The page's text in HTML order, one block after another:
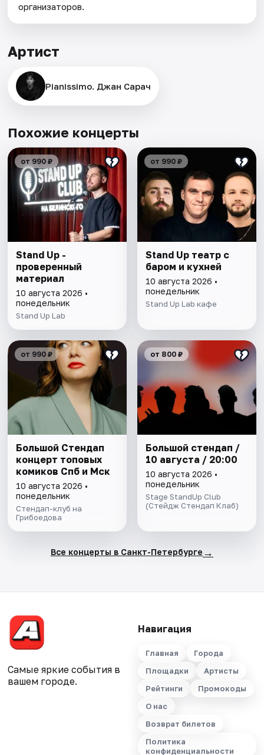
организаторов.
Артист
Pianissimo. Джан Сарач
Похожие концерты
от 990 ₽
Stand Up -
проверенный
материал
10 августа 2026 •
понедельник
Stand Up Lab
от 990 ₽
Stand Up театр с
баром и кухней
10 августа 2026 •
понедельник
Stand Up Lab кафе
от 990 ₽
Большой Стендап
концерт топовых
комиков Спб и Мск
10 августа 2026 •
понедельник
Стендап-клуб на
Грибоедова
от 800 ₽
Большой стендап /
10 августа / 20:00
10 августа 2026 •
понедельник
Stage StandUp Club
(Стейдж Стендап Клаб)
Все концерты в Санкт-Петербурге →
Самые яркие события в
вашем городе.
Навигация
Главная
Города
Площадки
Артисты
Рейтинги
Промокоды
О нас
Возврат билетов
Политика
конфиденциальности